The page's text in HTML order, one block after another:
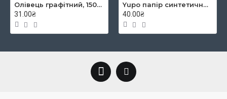
Олівець графітний, 1500, 2B, KOH-I-NOOR
31.00₴
Yupo папір синтетичний YUPO-Blue 234g 300µ, 460x320 mm
40.00₴